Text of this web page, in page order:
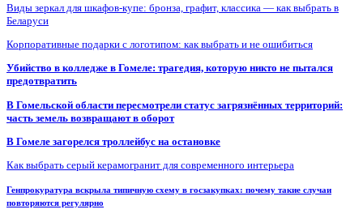
Виды зеркал для шкафов-купе: бронза, графит, классика — как выбрать в
Беларуси
Корпоративные подарки с логотипом: как выбрать и не ошибиться
Убийство в колледже в Гомеле: трагедия, которую никто не пытался
предотвратить
В Гомельской области пересмотрели статус загрязнённых территорий:
часть земель возвращают в оборот
В Гомеле загорелся троллейбус на остановке
Как выбрать серый керамогранит для современного интерьера
Генпрокуратура вскрыла типичную схему в госзакупках: почему такие случаи
повторяются регулярно